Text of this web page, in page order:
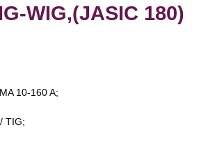
WIG,(JASIC 180)
10-160 A;
TIG;